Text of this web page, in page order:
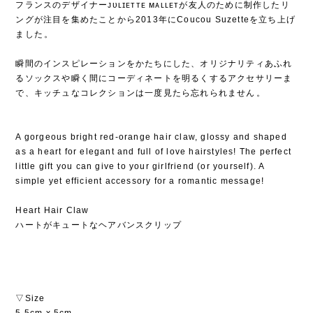
フランスのデザイナーᴊᴜʟɪᴇᴛᴛᴇ ᴍᴀʟʟᴇᴛが友人のために制作したリ
ングが注目を集めたことから2013年にCoucou Suzetteを立ち上げ
ました⁡。
瞬間のインスピレーションをかたちにした、オリジナリティあふれ
るソックスや瞬く間にコーディネートを明るくするアクセサリーま
で、キッチュなコレクションは一度見たら忘れられません⁡。
A gorgeous bright red-orange hair claw, glossy and shaped
as a heart for elegant and full of love hairstyles! The perfect
little gift you can give to your girlfriend (or yourself). A
simple yet efficient accessory for a romantic message!
Heart Hair Claw
ハートがキュートなヘアバンスクリップ
▽Size